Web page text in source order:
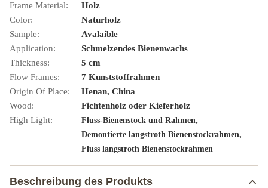
Frame Material:
Holz
Color:
Naturholz
Sample:
Avalaible
Application:
Schmelzendes Bienenwachs
Thickness:
5 cm
Flow Frames:
7 Kunststoffrahmen
Origin Of Place:
Henan, China
Wood:
Fichtenholz oder Kieferholz
High Light:
Fluss-Bienenstock und Rahmen,
Demontierte langstroth Bienenstockrahmen,
Fluss langstroth Bienenstockrahmen
Beschreibung des Produkts